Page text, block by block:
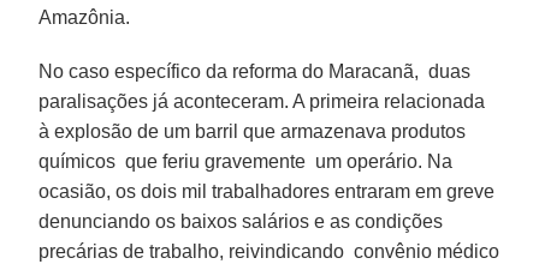
Amazônia.
No caso específico da reforma do Maracanã, duas
paralisações já aconteceram. A primeira relacionada
à explosão de um barril que armazenava produtos
químicos que feriu gravemente um operário. Na
ocasião, os dois mil trabalhadores entraram em greve
denunciando os baixos salários e as condições
precárias de trabalho, reivindicando convênio médico